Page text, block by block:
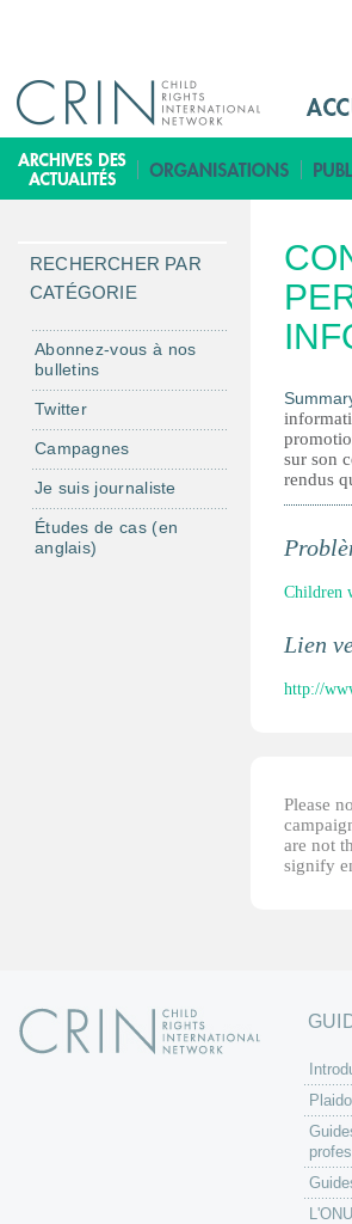
i
n
e
n
u
F
i
sur son
rendus
Children
Lien
http://
Please
are not
signify
RECHERCHER PAR
CATÉGORIE
Abonnez-vous à nos
bulletins
Twitter
Campagnes
Je suis journaliste
Études de cas (en
anglais)